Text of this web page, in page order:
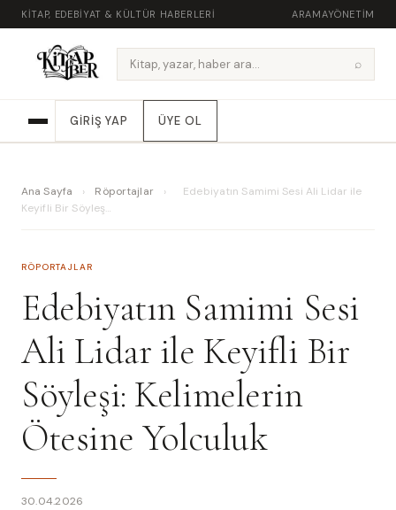
KITAP, EDEBIYAT & KÜLTÜR HABERLERI ARAMAYÖNETIM
⌕
GIRIŞ YAP ÜYE OL
Ana Sayfa › Röportajlar ›
Edebiyatın Samimi Sesi Ali Lidar ile
Keyifli Bir Söyleş…
RÖPORTAJLAR
Edebiyatın Samimi Sesi
Ali Lidar ile Keyifli Bir
Söyleşi: Kelimelerin
Ötesine Yolculuk
30.04.2026